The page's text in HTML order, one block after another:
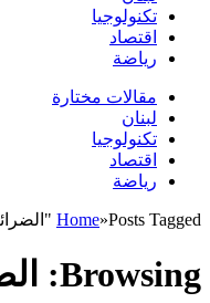
تكنولوجيا
اقتصاد
رياضة
مقالات مختارة
لبنان
تكنولوجيا
اقتصاد
رياضة
Home»Posts Tagged "الضرائب"
Browsing: